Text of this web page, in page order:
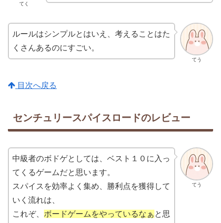
てく
てう
ルールはシンプルとはいえ、考えることはた
くさんあるのにすごい。
目次へ戻る
センチュリースパイスロードのレビュー
てう
中級者のボドゲとしては、ベスト１０に入っ
てくるゲームだと思います。
スパイスを効率よく集め、勝利点を獲得して
いく流れは、
これぞ、 ボードゲームをやっているなぁ と思